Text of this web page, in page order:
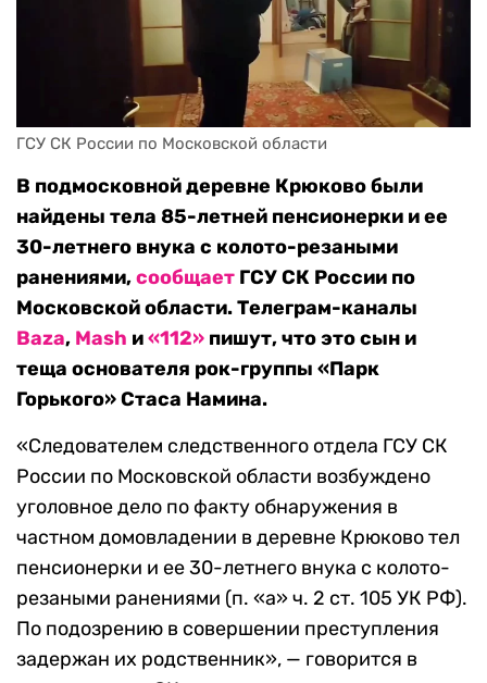
ГСУ СК России по Московской области
В подмосковной деревне Крюково были
найдены тела 85-летней пенсионерки и ее
30-летнего внука с колото-резаными
ранениями,сообщает ГСУ СК России по
Московской области. Телеграм-каналы
Baza, Mash и«112» пишут, что это сын и
теща основателя рок-группы «Парк
Горького» Стаса Намина.
«Следователем следственного отдела ГСУ СК
России по Московской области возбуждено
уголовное дело по факту обнаружения в
частном домовладении в деревне Крюково тел
пенсионерки и ее 30-летнего внука с колото-
резаными ранениями (п. «а» ч. 2 ст. 105 УК РФ).
По подозрению в совершении преступления
задержан их родственник», — говорится в